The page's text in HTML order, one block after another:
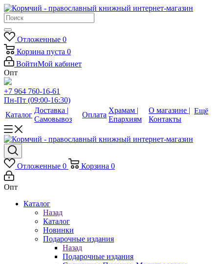
Отложенные 0
Корзина пуста 0
ВойтиМой кабинет
Опт
+7 964 760-16-61
Пн-Пт (09:00-16:30)
Каталог
Доставка |
Самовывоз
Оплата
Храмам |
Епархиям
О магазине |
Контакты
Ещё
Отложенные 0 Корзина 0
Опт
Каталог
Назад
Каталог
Новинки
Подарочные издания
Назад
Подарочные издания